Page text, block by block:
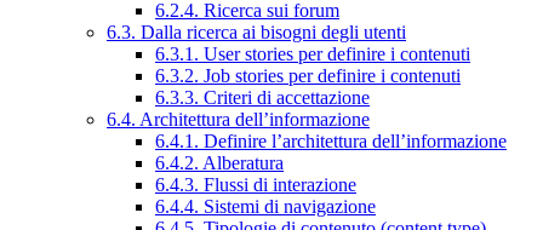
6.2.4. Ricerca sui forum
6.3. Dalla ricerca ai bisogni degli utenti
6.3.1. User stories per definire i contenuti
6.3.2. Job stories per definire i contenuti
6.3.3. Criteri di accettazione
6.4. Architettura dell’informazione
6.4.1. Definire l’architettura dell’informazione
6.4.2. Alberatura
6.4.3. Flussi di interazione
6.4.4. Sistemi di navigazione